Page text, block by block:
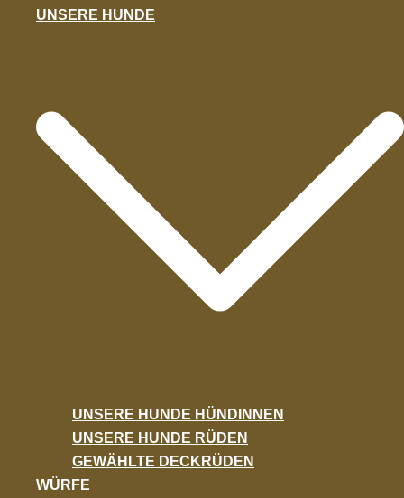
UNSERE HUNDE
UNSERE HUNDE HÜNDINNEN
UNSERE HUNDE RÜDEN
GEWÄHLTE DECKRÜDEN
WÜRFE